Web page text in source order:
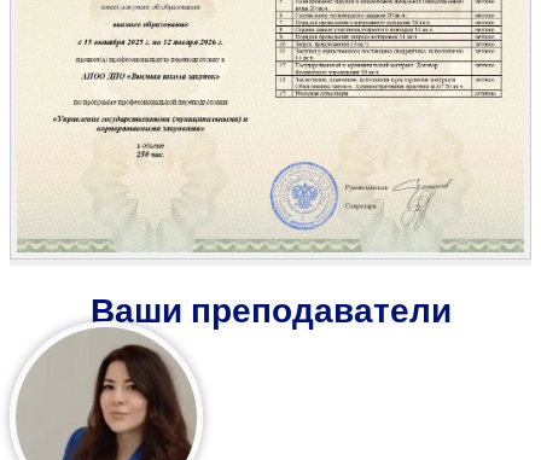
Ваши преподаватели